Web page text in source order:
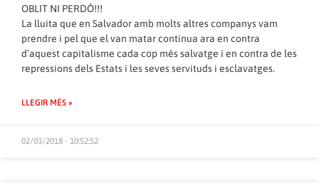
OBLIT NI PERDÓ!!!
La lluita que en Salvador amb molts altres companys vam
prendre i pel que el van matar continua ara en contra
d’aquest capitalisme cada cop més salvatge i en contra de les
repressions dels Estats i les seves servituds i esclavatges.
LLEGIR MÉS »
02/03/2018 - 10:52:52